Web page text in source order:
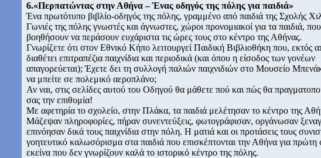
6.«Περπατώντας στην Αθήνα – Ένας οδηγός της πόλης για παιδιά»
Ένα πρωτότυπο βιβλίο-οδηγός της πόλης, γραμμένο από παιδιά της Σχολής
Γωνιές της πόλης γνωστές και άγνωστες, χώροι προνομιακοί για τα παιδιά,
βοηθήσουν να περάσουν ευχάριστα τις ώρες τους στο κέντρο της Αθήνας.
Γνωρίζετε ότι στον Εθνικό Κήπο λειτουργεί Παιδική Βιβλιοθήκη που, εκτός
διαθέτει επιτραπέζια παιχνίδια και περιοδικά (και όπου η είσοδος των γονέων
απαγορεύεται); Έχετε δει τη συλλογή παλιών παιχνιδιών στο Μουσείο
να μπείτε σε πολεμικό αεροπλάνο;
Αν ναι, στις σελίδες αυτού του Οδηγού θα μάθετε πού και πώς θα
σας την επιθυμία!
Με αφετηρία το σχολείο, στην Πλάκα, τα παιδιά μελέτησαν το κέντρο της
Μάζεψαν πληροφορίες, πήραν συνεντεύξεις, φωτογράφισαν, οργάνωσαν
επινόησαν δικά τους παιχνίδια στην πόλη. Η ματιά και οι προτάσεις τους
γοητευτικό καλωσόρισμα στα παιδιά που επισκέπτονται την Αθήνα για
εκείνα που δεν γνωρίζουν καλά το ιστορικό κέντρο της πόλης.